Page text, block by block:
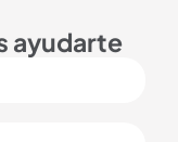
ayudarte